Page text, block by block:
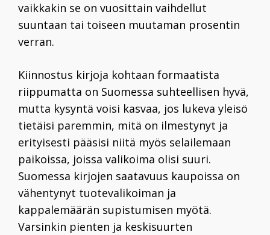
vaikkakin se on vuosittain vaihdellut
suuntaan tai toiseen muutaman prosentin
verran.
Kiinnostus kirjoja kohtaan formaatista
riippumatta on Suomessa suhteellisen hyvä,
mutta kysyntä voisi kasvaa, jos lukeva yleisö
tietäisi paremmin, mitä on ilmestynyt ja
erityisesti pääsisi niitä myös selailemaan
paikoissa, joissa valikoima olisi suuri.
Suomessa kirjojen saatavuus kaupoissa on
vähentynyt tuotevalikoiman ja
kappalemäärän supistumisen myötä.
Varsinkin pienten ja keskisuurten